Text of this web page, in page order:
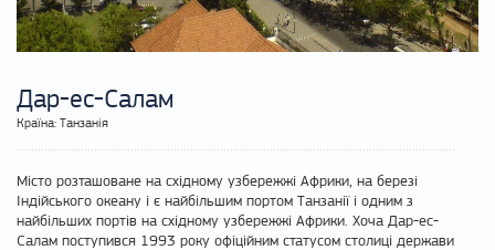
Дар-ес-Салам
Країна: Танзанія
Місто розташоване на східному узбережжі Африки, на березі
Індійського океану і є найбільшим портом Танзанії і одним з
найбільших портів на східному узбережжі Африки. Хоча Дар-ес-
Салам поступився 1993 року офіційним статусом столиці держави